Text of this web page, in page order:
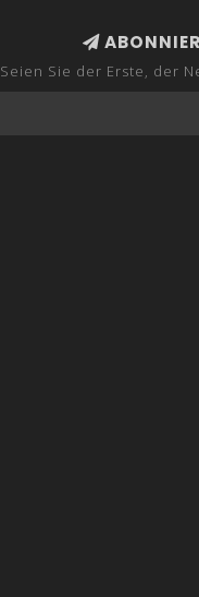
Seien Sie der Erste, der